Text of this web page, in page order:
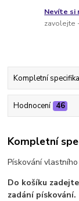
Nevíte si
zavolejte
Kompletní
Hodnocení 46
Kompletní
Pískování
Do košíku
zadání pískování.